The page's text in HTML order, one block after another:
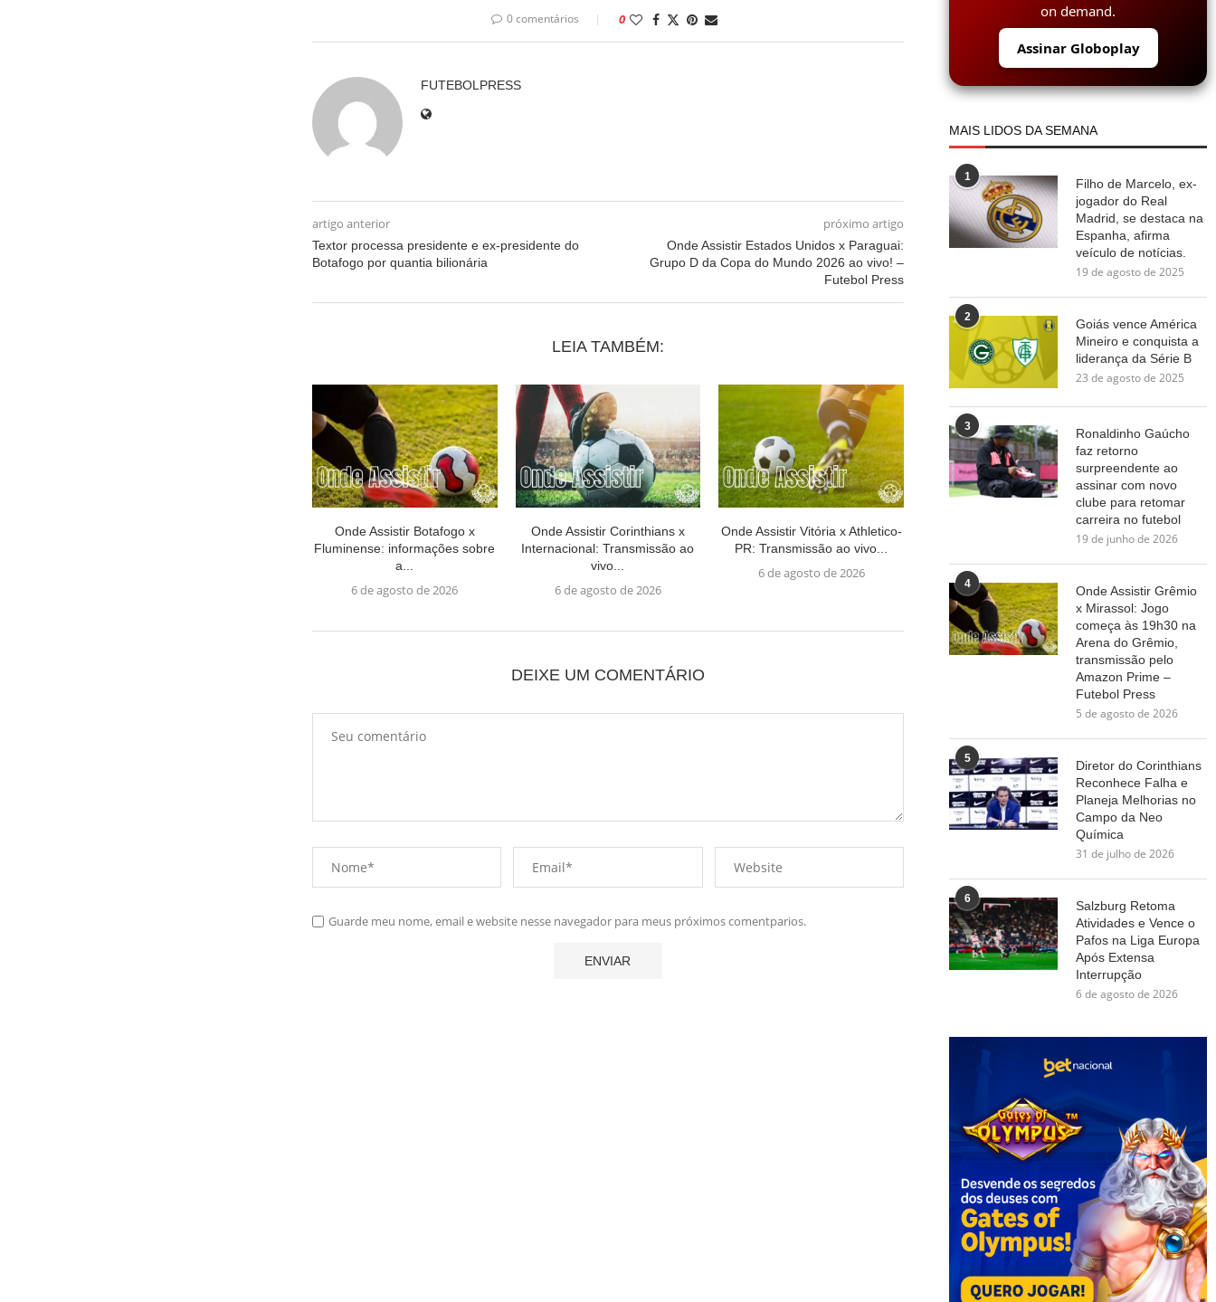
0 comentários 0
FUTEBOLPRESS
artigo anterior
Textor processa presidente e ex-presidente do
Botafogo por quantia bilionária
próximo artigo
Onde Assistir Estados Unidos x Paraguai:
Grupo D da Copa do Mundo 2026 ao vivo! –
Futebol Press
LEIA TAMBÉM:
Onde Assistir Botafogo x
Fluminense: informações sobre
a...
6 de agosto de 2026
Onde Assistir Corinthians x
Internacional: Transmissão ao
vivo...
6 de agosto de 2026
Onde Assistir Vitória x Athletico-
PR: Transmissão ao vivo...
6 de agosto de 2026
DEIXE UM COMENTÁRIO
Guarde meu nome, email e website nesse navegador para meus próximos comentparios.
on demand.
Assinar Globoplay
MAIS LIDOS DA SEMANA
1
Filho de Marcelo, ex-
jogador do Real
Madrid, se destaca na
Espanha, afirma
veículo de notícias.
19 de agosto de 2025
2
Goiás vence América
Mineiro e conquista a
liderança da Série B
23 de agosto de 2025
3
Ronaldinho Gaúcho
faz retorno
surpreendente ao
assinar com novo
clube para retomar
carreira no futebol
19 de junho de 2026
4
Onde Assistir Grêmio
x Mirassol: Jogo
começa às 19h30 na
Arena do Grêmio,
transmissão pelo
Amazon Prime –
Futebol Press
5 de agosto de 2026
5
Diretor do Corinthians
Reconhece Falha e
Planeja Melhorias no
Campo da Neo
Química
31 de julho de 2026
6
Salzburg Retoma
Atividades e Vence o
Pafos na Liga Europa
Após Extensa
Interrupção
6 de agosto de 2026